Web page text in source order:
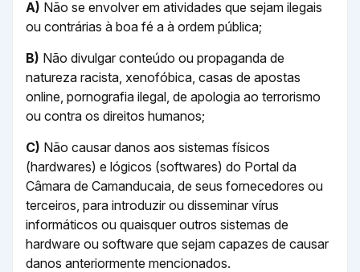
A) Não se envolver em atividades que sejam ilegais
ou contrárias à boa fé a à ordem pública;
B) Não divulgar conteúdo ou propaganda de
natureza racista, xenofóbica, casas de apostas
online, pornografia ilegal, de apologia ao terrorismo
ou contra os direitos humanos;
C) Não causar danos aos sistemas físicos
(hardwares) e lógicos (softwares) do Portal da
Câmara de Camanducaia, de seus fornecedores ou
terceiros, para introduzir ou disseminar vírus
informáticos ou quaisquer outros sistemas de
hardware ou software que sejam capazes de causar
danos anteriormente mencionados.